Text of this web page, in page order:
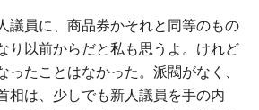
議員に、商品券かそれと同等のもの
り以前からだと私も思うよ。けれど
ったことはなかった。派閥がなく、
相は、少しでも新人議員を手の内